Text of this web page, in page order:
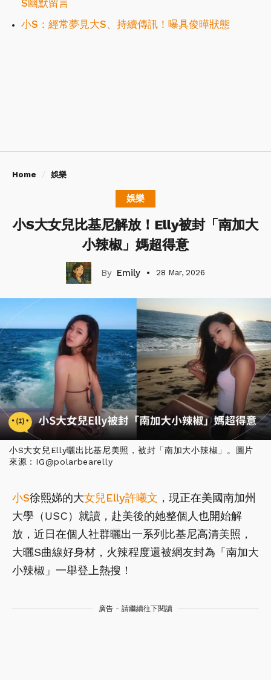
S幽默留言
小S：經常夢見大S、持續傳訊！曝具俊曄狀態
Home 娛樂
娛樂
小S大女兒比基尼解放！Elly被封「南加大
小辣椒」媽超得意
Emily 28 Mar, 2026
小S大女兒Elly曬出比基尼美照，被封「南加大小辣椒」。圖片
來源：IG@polarbearelly
小S徐熙娣的大女兒Elly許曦文 ，現正在美國南加州
大學（USC）就讀，赴美後的她整個人也開始解
放，近日在個人社群曬出一系列比基尼高清美照，
大曬S曲線好身材，火辣程度還被網友封為「南加大
小辣椒」一舉登上熱搜！
廣告 - 請繼續往下閱讀